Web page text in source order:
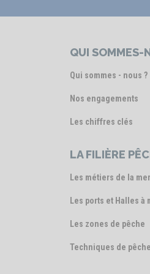
QUI SOMMES-
Qui sommes - nous ?
Nos engagements
Les chiffres clés
LA FILIÈRE
Les métiers de la mer
Les ports et Halles à
Les zones de pêche
Techniques de pêche